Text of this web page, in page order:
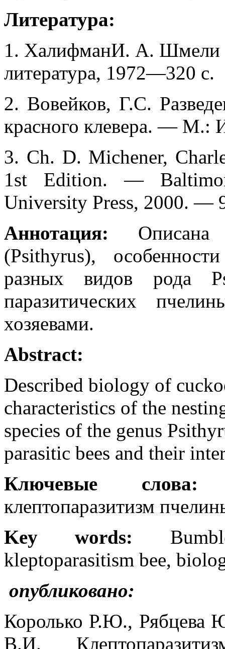
Литература:
1. ХалифманИ. А. Шмели
литература, 1972—320 с.
2. Вовейков, Г.С.
красного клевера. —
3. Ch. D. Michener,
1st Edition. —
University Press, 2000. —
Аннотация: Описана
(Psithyrus),
разных видов рода
паразитических
хозяевами.
Abstract:
Described biology of
characteristics of the
species of the genus
parasitic bees and their
Ключевые слова:
клептопаразитизм
Key words:
kleptoparasitism bee,
опубликовано:
Королько Р.Ю.,
В.И.